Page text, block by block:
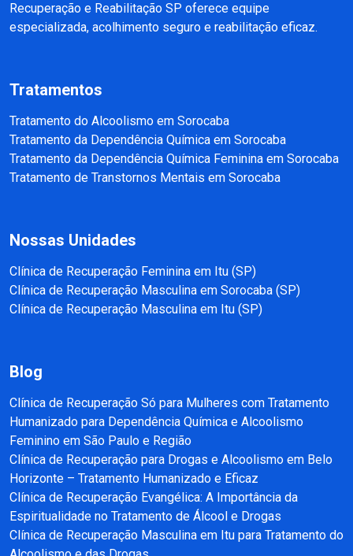
Recuperação e Reabilitação SP oferece equipe
especializada, acolhimento seguro e reabilitação eficaz.
Tratamentos
Tratamento do Alcoolismo em Sorocaba
Tratamento da Dependência Química em Sorocaba
Tratamento da Dependência Química Feminina em Sorocaba
Tratamento de Transtornos Mentais em Sorocaba
Nossas Unidades
Clínica de Recuperação Feminina em Itu (SP)
Clínica de Recuperação Masculina em Sorocaba (SP)
Clínica de Recuperação Masculina em Itu (SP)
Blog
Clínica de Recuperação Só para Mulheres com Tratamento
Humanizado para Dependência Química e Alcoolismo
Feminino em São Paulo e Região
Clínica de Recuperação para Drogas e Alcoolismo em Belo
Horizonte – Tratamento Humanizado e Eficaz
Clínica de Recuperação Evangélica: A Importância da
Espiritualidade no Tratamento de Álcool e Drogas
Clínica de Recuperação Masculina em Itu para Tratamento do